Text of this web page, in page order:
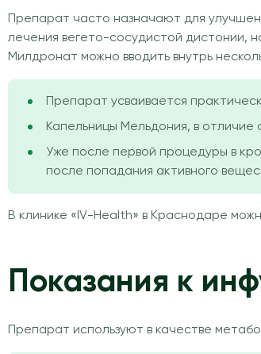
Препарат часто назначают для
лечения вегето-сосудистой дистонии,
Милдронат можно вводить внутрь
Препарат усваивается
Капельницы Мельдония, в
Уже после первой процедуры в
после попадания активного
В клинике «IV-Health» в Краснодаре
Показания к
Препарат используют в качестве